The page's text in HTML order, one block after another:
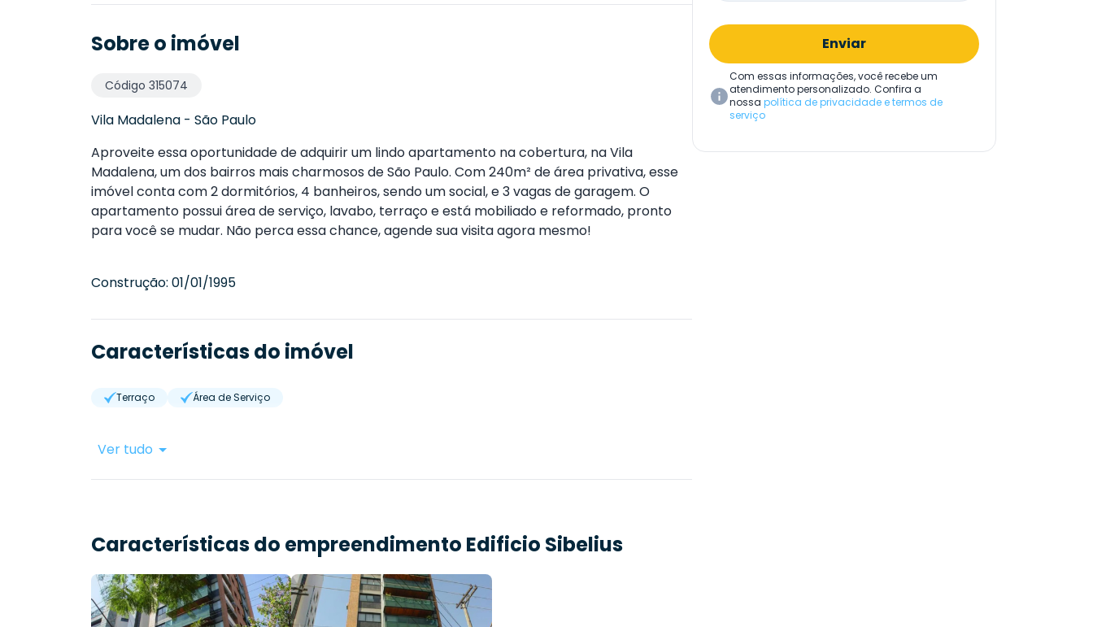
Sobre o imóvel
Código 315074
Vila Madalena - São Paulo
Aproveite essa oportunidade de adquirir um lindo apartamento na cobertura, na Vila
Madalena, um dos bairros mais charmosos de São Paulo. Com 240m² de área privativa, esse
imóvel conta com 2 dormitórios, 4 banheiros, sendo um social, e 3 vagas de garagem. O
apartamento possui área de serviço, lavabo, terraço e está mobiliado e reformado, pronto
para você se mudar. Não perca essa chance, agende sua visita agora mesmo!
Construção: 01/01/1995
Características do imóvel
Terraço Área de Serviço
Ver tudo
Características do empreendimento Edificio Sibelius
Enviar
Com essas informações, você recebe um
atendimento personalizado. Confira a
nossa política de privacidade e termos de
serviço